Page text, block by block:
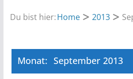
Du bist hier:Home 2013
Monat: September 2013